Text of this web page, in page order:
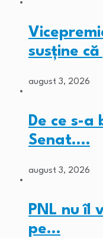
susține
august 3, 2026
De ce s-a
Senat.…
august 3, 2026
PNL nu îl
pe…